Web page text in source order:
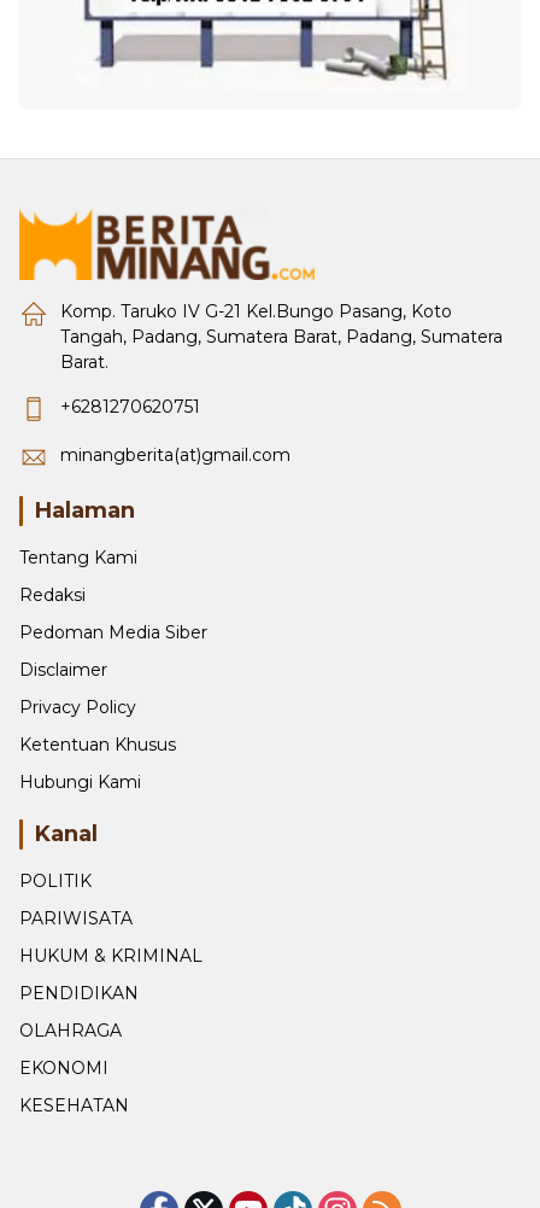
Komp. Taruko IV G-21 Kel.Bungo Pasang, Koto
Tangah, Padang, Sumatera Barat, Padang, Sumatera
Barat.
+6281270620751
minangberita(at)gmail.com
Halaman
Tentang Kami
Redaksi
Pedoman Media Siber
Disclaimer
Privacy Policy
Ketentuan Khusus
Hubungi Kami
Kanal
POLITIK
PARIWISATA
HUKUM & KRIMINAL
PENDIDIKAN
OLAHRAGA
EKONOMI
KESEHATAN